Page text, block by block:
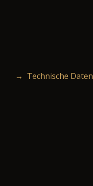
→ Technische Daten